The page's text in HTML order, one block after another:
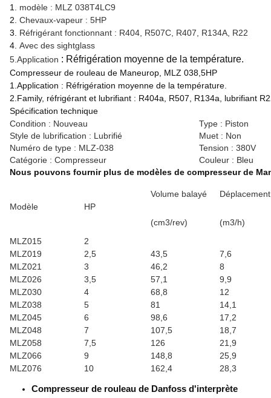
1. modèle : MLZ 038T4LC9
2. Chevaux-vapeur : 5HP
3. Réfrigérant fonctionnant : R404, R507C, R407, R134A, R22
4. Avec des sightglass
5.Application : Réfrigération moyenne de la température.
Compresseur de rouleau de Maneurop, MLZ 038,5HP
1.Application : Réfrigération moyenne de la température.
2.Family, réfrigérant et lubrifiant : R404a, R507, R134a, lubrifiant
Spécification technique
Condition : Nouveau
Type : Piston
Style de lubrification : Lubrifié
Muet : Non
Numéro de type : MLZ-038
Tension : 380V
Catégorie : Compresseur
Couleur : Bleu
Nous pouvons fournir plus de modèles de compresseur de
Modèle HP
Volume balayé Déplacement
(cm3/rev)
(m3/h)
MLZ015
2
MLZ019
2,5 43,5
7,6
MLZ021
3 46,2
8
MLZ026
3,5 57,1
9,9
MLZ030
4 68,8
12
MLZ038
5 81
14,1
MLZ045
6 98,6
17,2
MLZ048
7 107,5
18,7
MLZ058
7,5 126
21,9
MLZ066
9 148,8
25,9
MLZ076
10 162,4 28,3
Compresseur de rouleau de Danfoss d'interprète